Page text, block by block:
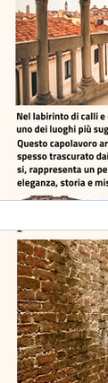
Gastronomia
Notizie a livelli